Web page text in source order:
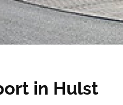
in Hulst